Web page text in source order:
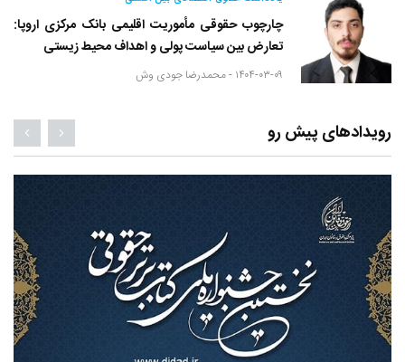
چارچوب حقوقی مأموریت اقلیمی بانک مرکزی اروپا:
تعارض بین سیاست پولی و اهداف محیط زیستی
۱۴۰۴-۰۳-۰۹ - محمدرضا جودی وش
رویدادهای پیش رو